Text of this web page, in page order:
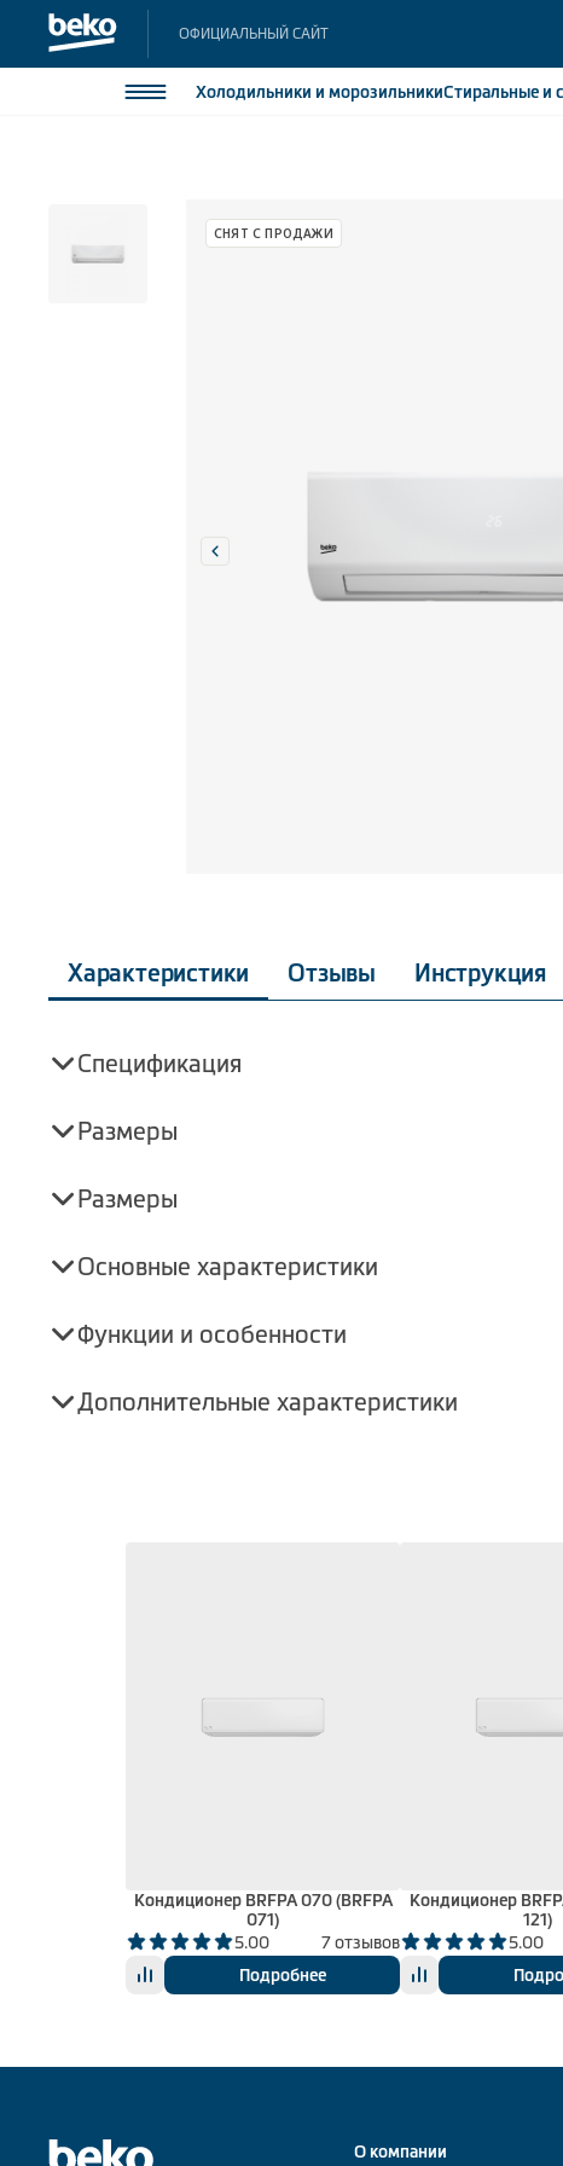
ОФИЦИАЛЬНЫЙ САЙТ
Холодильники и морозильникиСтиральные и
Стиральные и сушильные машины
Посудомоечные машины
СНЯТ С ПРОДАЖИ
Характеристики Отзывы Инструкция
Спецификация
Размеры
Размеры
Основные характеристики
Функции и особенности
Дополнительные характеристики
Кондиционер BRFPA 070 (BRFPA
071)
5.00
7 отзывов
Подробнее
Кондиционер
121)
5.00
О компании